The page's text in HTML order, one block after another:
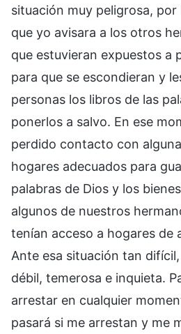
situación muy peligrosa, por
que yo avisara a los otros
que estuvieran expuestos a
para que se escondieran y
personas los libros de las
ponerlos a salvo. En ese
perdido contacto con
hogares adecuados para
palabras de Dios y los
algunos de nuestros
tenían acceso a hogares de
Ante esa situación tan
débil, temerosa e inquieta.
arrestar en cualquier
pasará si me arrestan y me